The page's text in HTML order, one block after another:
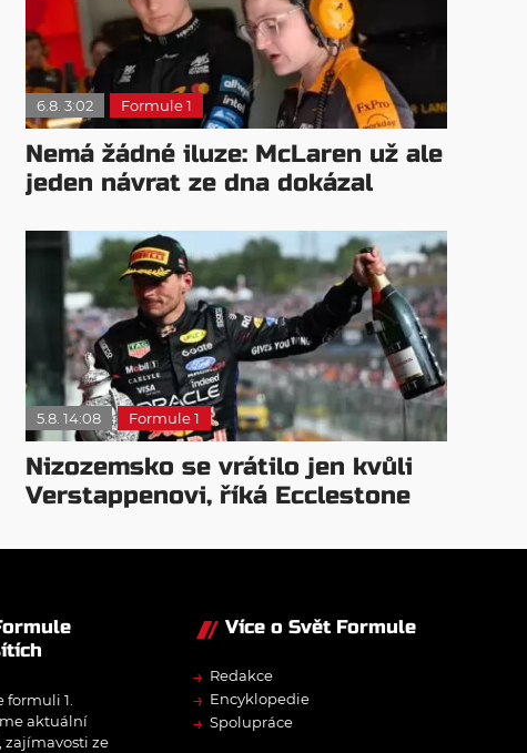
6.8. 3:02 Formule 1
Nemá žádné iluze: McLaren už ale
jeden návrat ze dna dokázal
5.8. 14:08 Formule 1
Nizozemsko se vrátilo jen kvůli
Verstappenovi, říká Ecclestone
formuli 1.
aktuální
zajímavosti ze
Více o Svět Formule
→ Redakce
→ Encyklopedie
→ Spolupráce